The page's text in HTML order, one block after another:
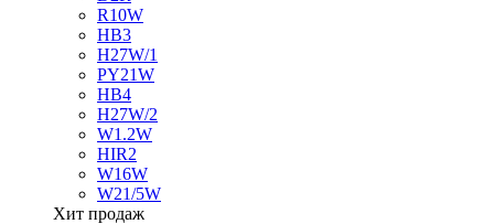
R10W
HB3
H27W/1
PY21W
HB4
H27W/2
W1.2W
HIR2
W16W
W21/5W
Хит продаж